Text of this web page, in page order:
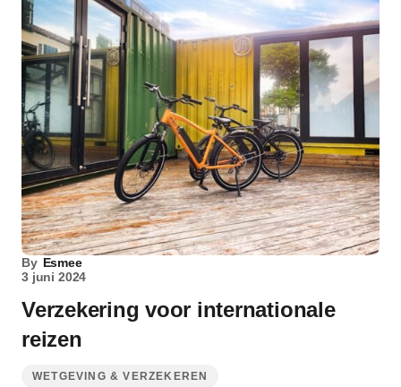
By Esmee
3 juni 2024
Verzekering voor internationale
reizen
WETGEVING & VERZEKEREN